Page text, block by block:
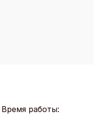
Время работы: